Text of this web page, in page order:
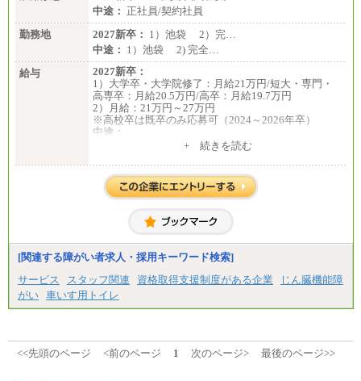
中途： 正社員/契約社員
勤務地
2027新卒： 1）池袋 2）完…
中途： 1）池袋 2) 完全…
給与
2027新卒：
1）大学卒・大学院修了：月給21万円/短大・専門・
高専卒：月給20.5万円/高卒：月給19.7万円
2）月給：21万円～27万円
※高校卒は既卒のみ応募可（2024～2026年卒）
中途：
1）月給：21万円～25万円+ 続きを読む
[関連する障がい者求人・採用キーワード検索]
サービス
スタッフ関連 資格取得支援制度がある企業
じん臓機能障
がい 車いす用トイレ
<<先頭のページ <前のページ 1 次のページ> 最後のページ>>